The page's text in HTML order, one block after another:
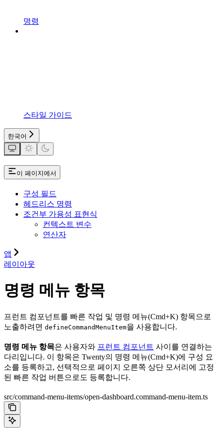
명령
스타일 가이드
한국어
이 페이지에서
구성 필드
헤드리스 명령
조건부 가용성 표현식
컨텍스트 변수
연산자
앱
레이아웃
명령 메뉴 항목
프런트 컴포넌트를 빠른 작업 및 명령 메뉴(Cmd+K) 항목으로
노출하려면 defineCommandMenuItem을 사용합니다.
명령 메뉴 항목은 사용자와 프런트 컴포넌트 사이를 연결하는
다리입니다. 이 항목은 Twenty의 명령 메뉴(Cmd+K)에 구성 요
소를 등록하고, 선택적으로 페이지 오른쪽 상단 모서리에 고정
된 빠른 작업 버튼으로도 등록합니다.
src/command-menu-items/open-dashboard.command-menu-item.ts